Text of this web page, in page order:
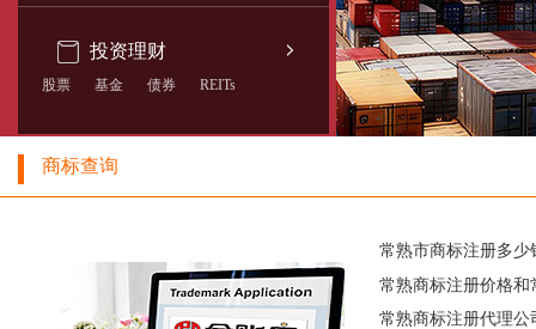
投资理财
股票 基金 债券 REITs
商标查询
常熟市商标注册多少
常熟商标注册价格和
常熟商标注册代理公